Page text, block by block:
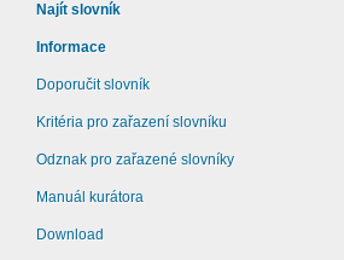
Najít slovník
Informace
Doporučit slovník
Kritéria pro zařazení slovníku
Odznak pro zařazené slovníky
Manuál kurátora
Download